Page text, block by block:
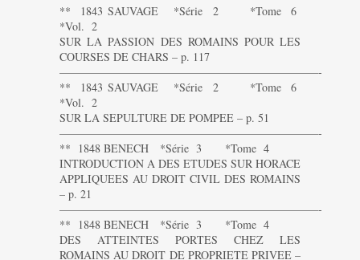
** 1843 SAUVAGE *Série 2 *Tome 6
*Vol. 2
SUR LA PASSION DES ROMAINS POUR LES
COURSES DE CHARS – p. 117
———————————————————————-
** 1843 SAUVAGE *Série 2 *Tome 6
*Vol. 2
SUR LA SEPULTURE DE POMPEE – p. 51
———————————————————————-
** 1848 BENECH *Série 3 *Tome 4
INTRODUCTION A DES ETUDES SUR HORACE
APPLIQUEES AU DROIT CIVIL DES ROMAINS
– p. 21
———————————————————————-
** 1848 BENECH *Série 3 *Tome 4
DES ATTEINTES PORTES CHEZ LES
ROMAINS AU DROIT DE PROPRIETE PRIVEE –